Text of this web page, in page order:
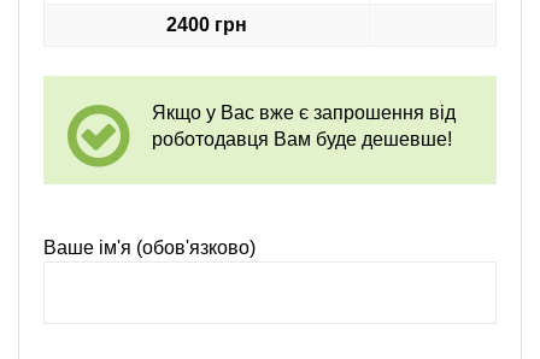
2400 грн
Якщо у Вас вже є запрошення від
роботодавця Вам буде дешевше!
Ваше ім'я (обов'язково)